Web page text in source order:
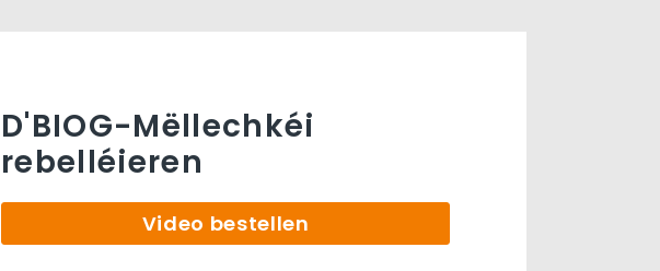
D'BIOG-Mëllechkéi
rebelléieren
Video bestellen